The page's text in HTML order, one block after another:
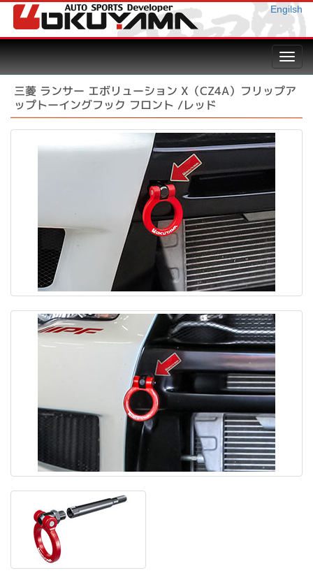
Engilsh
三菱 ランサー エボリューション X（CZ4A）フリップア
ップトーイングフック フロント /レッド